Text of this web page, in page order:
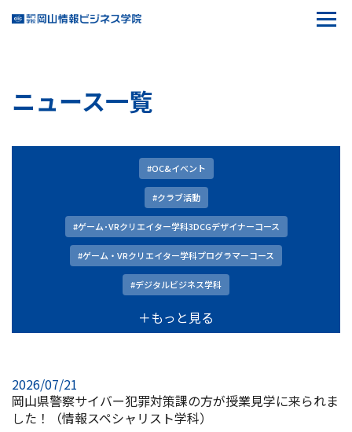
ニュース一覧
#OC&イベント
#クラブ活動
#ゲーム･VRクリエイター学科3DCGデザイナーコース
#ゲーム・VRクリエイター学科プログラマーコース
#デジタルビジネス学科
＋もっと見る
2026/07/21
岡山県警察サイバー犯罪対策課の方が授業見学に来られま
した！（情報スペシャリスト学科）